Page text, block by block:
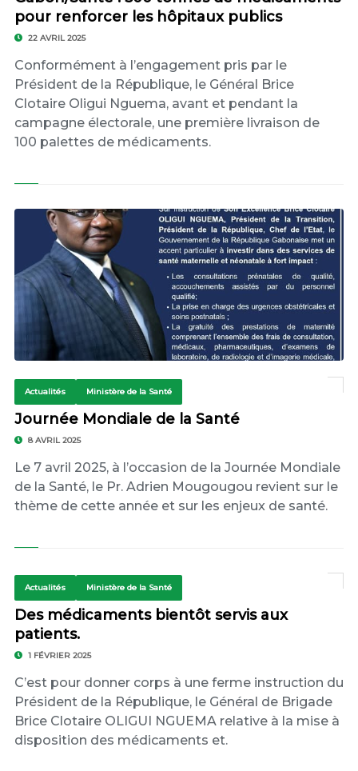
pour renforcer les hôpitaux publics
22 AVRIL 2025
Conformément à l’engagement pris par le
Président de la République, le Général Brice
Clotaire Oligui Nguema, avant et pendant la
campagne électorale, une première livraison de
100 palettes de médicaments.
Actualités Ministère de la Santé
Journée Mondiale de la Santé
8 AVRIL 2025
Le 7 avril 2025, à l’occasion de la Journée Mondiale
de la Santé, le Pr. Adrien Mougougou revient sur le
thème de cette année et sur les enjeux de santé.
Actualités Ministère de la Santé
Des médicaments bientôt servis aux
patients.
1 FÉVRIER 2025
C’est pour donner corps à une ferme instruction du
Président de la République, le Général de Brigade
Brice Clotaire OLIGUI NGUEMA relative à la mise à
disposition des médicaments et.